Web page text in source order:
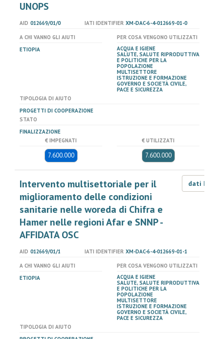
UNOPS
AID 012669/01/0 IATI IDENTIFIER XM-DAC-6-4-012669-01-0
A CHI VANNO GLI AIUTI
ETIOPIA
PER COSA VENGONO UTILIZZATI
ACQUA E IGIENE
SALUTE, SALUTE RIPRODUTTIVA
E POLITICHE PER LA
POPOLAZIONE
MULTISETTORE
ISTRUZIONE E FORMAZIONE
GOVERNO E SOCIETÀ CIVILE,
PACE E SICUREZZA
TIPOLOGIA DI AIUTO
PROGETTI DI COOPERAZIONE
STATO
FINALIZZAZIONE
€ IMPEGNATI
7.600.000
€ UTILIZZATI
7.600.000
Intervento multisettoriale per il
miglioramento delle condizioni
sanitarie nelle woreda di Chifra e
Hamer nelle regioni Afar e SNNP -
AFFIDATA OSC
dati LOD
AID 012669/01/1 IATI IDENTIFIER XM-DAC-6-4-012669-01-1
A CHI VANNO GLI AIUTI
ETIOPIA
PER COSA VENGONO UTILIZZATI
ACQUA E IGIENE
SALUTE, SALUTE RIPRODUTTIVA
E POLITICHE PER LA
POPOLAZIONE
MULTISETTORE
ISTRUZIONE E FORMAZIONE
GOVERNO E SOCIETÀ CIVILE,
PACE E SICUREZZA
TIPOLOGIA DI AIUTO